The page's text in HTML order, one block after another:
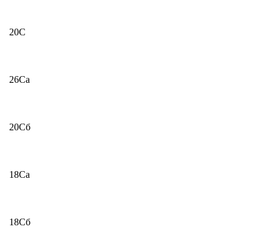
20С
26Са
20Сб
18Са
18Сб